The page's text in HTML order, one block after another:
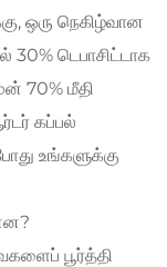
ஒரு நெகிழ்வான
30% டெபாசிட்டாக
70% மீதி
கப்பல்
உங்களுக்கு
பூர்த்தி